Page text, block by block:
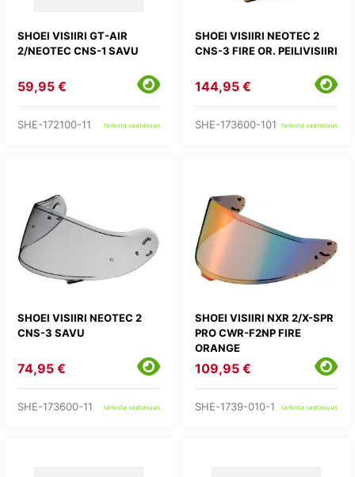
SHOEI VISIIRI GT-AIR
2/NEOTEC CNS-1 SAVU
59,95 €
SHE-172100-11 tarkista saatavuus
SHOEI VISIIRI NEOTEC 2
CNS-3 FIRE OR. PEILIVISIIRI
144,95 €
SHE-173600-101 tarkista saatavuus
SHOEI VISIIRI NEOTEC 2
CNS-3 SAVU
74,95 €
SHE-173600-11 tarkista saatavuus
SHOEI VISIIRI NXR 2/X-SPR
PRO CWR-F2NP FIRE
ORANGE
109,95 €
SHE-1739-010-1 tarkista saatavuus